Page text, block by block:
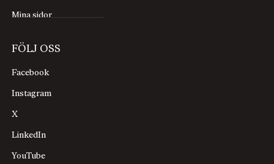
Mina sidor
FÖLJ OSS
Facebook
Instagram
X
LinkedIn
YouTube